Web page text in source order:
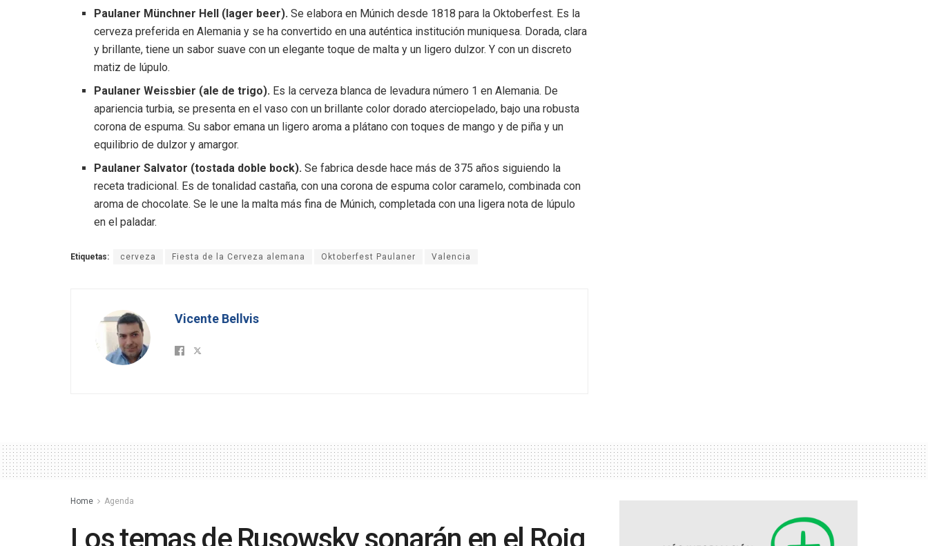
Paulaner Münchner Hell (lager beer).Se elabora en Múnich desde 1818 para la Oktoberfest. Es la
cerveza preferida en Alemania y se ha convertido en una auténtica institución muniquesa. Dorada, clara
y brillante, tiene un sabor suave con un elegante toque de malta y un ligero dulzor. Y con un discreto
matiz de lúpulo.
Paulaner Weissbier (ale de trigo). Es la cerveza blanca de levadura número 1 en Alemania. De
apariencia turbia, se presenta en el vaso con un brillante color dorado aterciopelado, bajo una robusta
corona de espuma. Su sabor emana un ligero aroma a plátano con toques de mango y de piña y un
equilibrio de dulzor y amargor.
Paulaner Salvator (tostada doble bock). Se fabrica desde hace más de 375 años siguiendo la
receta tradicional. Es de tonalidad castaña, con una corona de espuma color caramelo, combinada con
aroma de chocolate. Se le une la malta más fina de Múnich, completada con una ligera nota de lúpulo
en el paladar.
Etiquetas: cerveza Fiesta de la Cerveza alemana Oktoberfest Paulaner Valencia
Vicente Bellvis
Home Agenda
Los temas de Rusowsky sonarán en el Roig